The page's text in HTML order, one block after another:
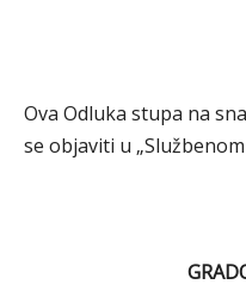
Ova Odluka stupa na
se objaviti u